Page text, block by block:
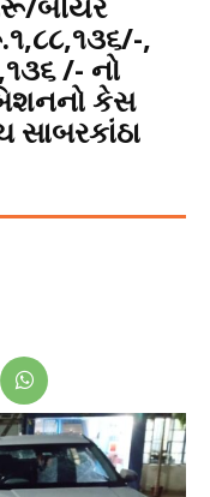
,
/- નો
કેસ
સાબરકાંઠા